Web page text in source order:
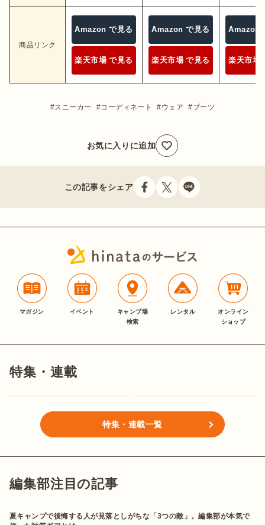
商品リンク
Amazon で見る
楽天市場 で見る
Amazon で見る
楽天市場 で見る
Amazon
楽天市場
スニーカー コーディネート ウェア ブーツ
お気に入りに追加
この記事をシェア
マガジン イベント
キャンプ場
検索
レンタル
オンライン
ショップ
特集・連載
特集・連載一覧
編集部注目の記事
夏キャンプで後悔する人が見落としがちな「3つの敵」。編集部が本気で